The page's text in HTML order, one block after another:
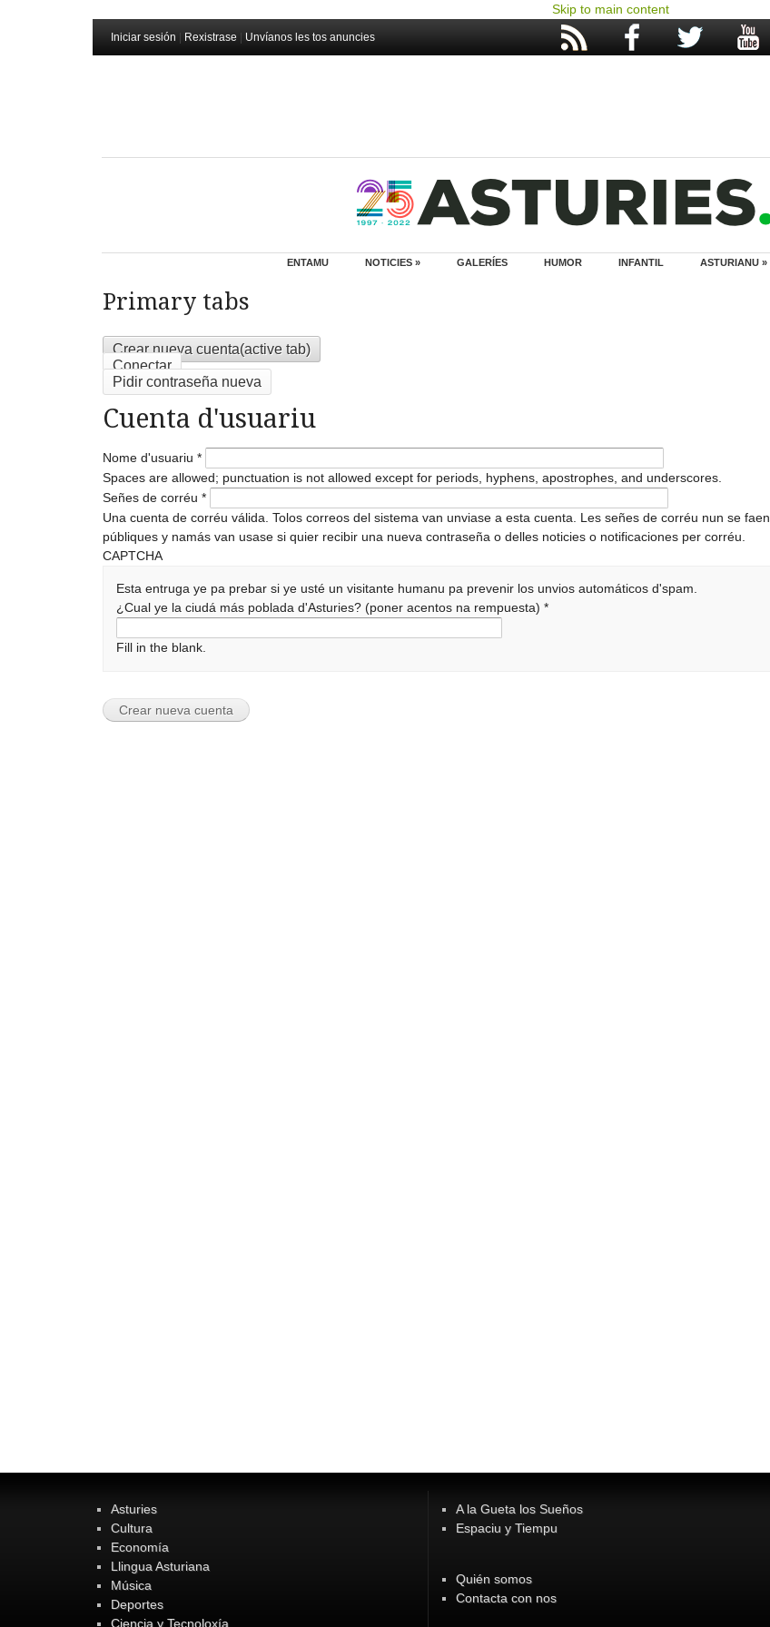
Skip to main content
Iniciar sesión Rexistrase Unvíanos les tos anuncies
ENTAMU NOTICIES » GALERÍES HUMOR INFANTIL ASTURIANU »
Primary tabs
Crear nueva cuenta(active tab)
Conectar
Pidir contraseña nueva
Cuenta d'usuariu
Nome d'usuariu *
Spaces are allowed; punctuation is not allowed except for periods, hyphens, apostrophes, and underscores.
Señes de corréu *
Una cuenta de corréu válida. Tolos correos del sistema van unviase a esta cuenta. Les señes de corréu nun se faen
públiques y namás van usase si quier recibir una nueva contraseña o delles noticies o notificaciones per corréu.
CAPTCHA
Esta entruga ye pa prebar si ye usté un visitante humanu pa prevenir los unvios automáticos d'spam.
¿Cual ye la ciudá más poblada d'Asturies? (poner acentos na rempuesta)*
Fill in the blank.
Asturies
Cultura
Economía
Llingua Asturiana
Música
Deportes
Ciencia y Tecnoloxía
A la Gueta los Sueños
Espaciu y Tiempu
Quién somos
Contacta con nos